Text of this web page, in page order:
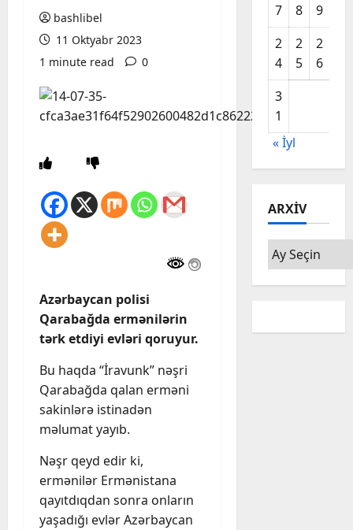
bashlibel
11 Oktyabr 2023
1 minute read
0
Azərbaycan polisi
Qarabağda ermənilərin
tərk etdiyi evləri qoruyur.
Bu haqda “İravunk” nəşri
Qarabağda qalan erməni
sakinlərə istinadən
məlumat yayıb.
Nəşr qeyd edir ki,
ermənilər Ermənistana
qayıtdıqdan sonra onların
yaşadığı evlər Azərbaycan
7
8
9
2
4
2
5
2
6
3
1
« İyl
ARXIV
Arxiv